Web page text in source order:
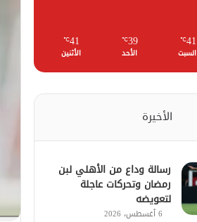
41
℃
السبت
39
℃
الأحد
41
℃
الأثنين
الأخيرة
رسالة وداع من الأهلي لبن
رمضان وتحركات عاجلة
لتعويضه
6 أغسطس، 2026